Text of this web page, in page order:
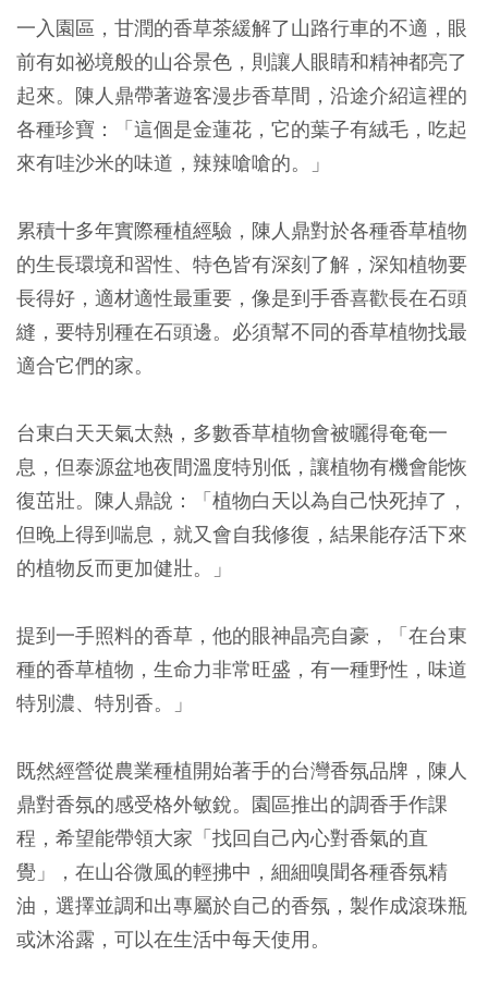
一入園區，甘潤的香草茶緩解了山路行車的不適，眼
前有如祕境般的山谷景色，則讓人眼睛和精神都亮了
起來。陳人鼎帶著遊客漫步香草間，沿途介紹這裡的
各種珍寶：「這個是金蓮花，它的葉子有絨毛，吃起
來有哇沙米的味道，辣辣嗆嗆的。」
累積十多年實際種植經驗，陳人鼎對於各種香草植物
的生長環境和習性、特色皆有深刻了解，深知植物要
長得好，適材適性最重要，像是到手香喜歡長在石頭
縫，要特別種在石頭邊。必須幫不同的香草植物找最
適合它們的家。
台東白天天氣太熱，多數香草植物會被曬得奄奄一
息，但泰源盆地夜間溫度特別低，讓植物有機會能恢
復茁壯。陳人鼎說：「植物白天以為自己快死掉了，
但晚上得到喘息，就又會自我修復，結果能存活下來
的植物反而更加健壯。」
提到一手照料的香草，他的眼神晶亮自豪，「在台東
種的香草植物，生命力非常旺盛，有一種野性，味道
特別濃、特別香。」
既然經營從農業種植開始著手的台灣香氛品牌，陳人
鼎對香氛的感受格外敏銳。園區推出的調香手作課
程，希望能帶領大家「找回自己內心對香氣的直
覺」，在山谷微風的輕拂中，細細嗅聞各種香氛精
油，選擇並調和出專屬於自己的香氛，製作成滾珠瓶
或沐浴露，可以在生活中每天使用。